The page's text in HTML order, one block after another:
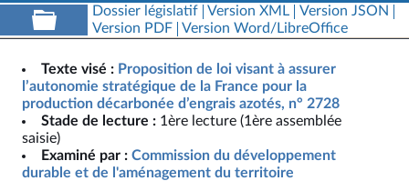
Dossier législatif Version XML
Version JSON
Version PDF
Version Word/LibreOffice
Texte visé : Proposition de loi visant à assurer
l’autonomie stratégique de la France pour la
production décarbonée d’engrais azotés, n° 2728
Stade de lecture : 1ère lecture (1ère assemblée
saisie)
Examiné par : Commission du développement
durable et de l'aménagement du territoire